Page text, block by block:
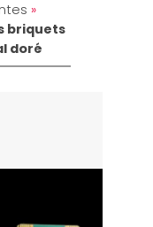
»
briquets
doré